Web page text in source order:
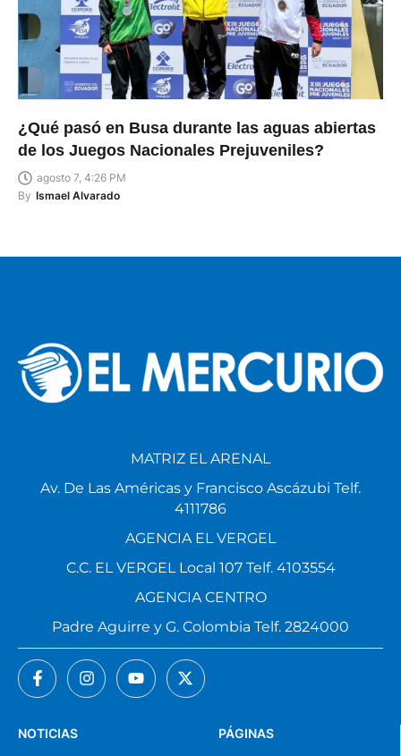
¿Qué pasó en Busa durante las aguas abiertas
de los Juegos Nacionales Prejuveniles?
agosto 7, 4:26 PM
By Ismael Alvarado
PÁGINAS
NOTICIAS
MATRIZ EL ARENAL
Av. De Las Américas y Francisco Ascázubi Telf.
4111786
AGENCIA EL VERGEL
C.C. EL VERGEL Local 107 Telf. 4103554
AGENCIA CENTRO
Padre Aguirre y G. Colombia Telf. 2824000